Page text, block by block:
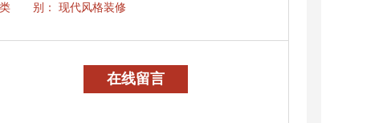
类 别： 现代风格装修
在线留言